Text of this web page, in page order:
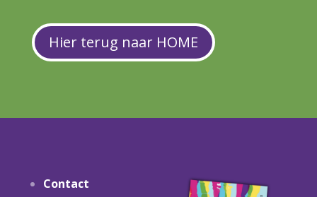
Hier terug naar HOME
Contact